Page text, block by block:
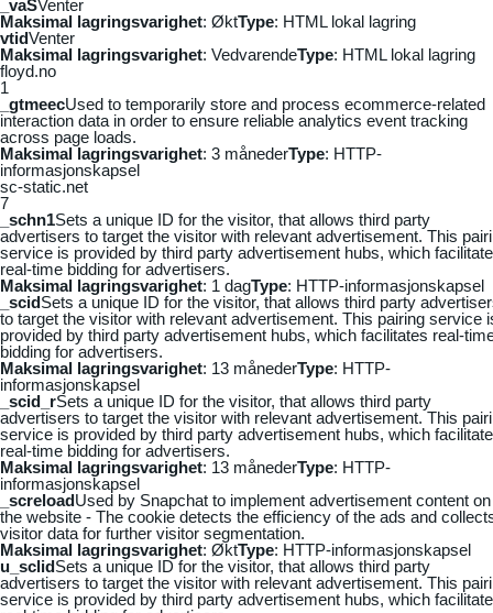
_vaSVenter
Maksimal lagringsvarighet: ØktType: HTML lokal lagring
vtidVenter
Maksimal lagringsvarighet: VedvarendeType: HTML lokal lagring
floyd.no
1
_gtmeecUsed to temporarily store and process ecommerce-related
interaction data in order to ensure reliable analytics event tracking
across page loads.
Maksimal lagringsvarighet: 3 månederType: HTTP-
informasjonskapsel
sc-static.net
7
_schn1Sets a unique ID for the visitor, that allows third party
advertisers to target the visitor with relevant advertisement. This
service is provided by third party advertisement hubs, which
real-time bidding for advertisers.
Maksimal lagringsvarighet: 1 dagType: HTTP-informasjonskapsel
_scidSets a unique ID for the visitor, that allows third party
to target the visitor with relevant advertisement. This pairing service
provided by third party advertisement hubs, which facilitates real-
bidding for advertisers.
Maksimal lagringsvarighet: 13 månederType: HTTP-
informasjonskapsel
_scid_rSets a unique ID for the visitor, that allows third party
advertisers to target the visitor with relevant advertisement. This
service is provided by third party advertisement hubs, which
real-time bidding for advertisers.
Maksimal lagringsvarighet: 13 månederType: HTTP-
informasjonskapsel
_screloadUsed by Snapchat to implement advertisement content on
the website - The cookie detects the efficiency of the ads and
visitor data for further visitor segmentation.
Maksimal lagringsvarighet: ØktType: HTTP-informasjonskapsel
u_sclidSets a unique ID for the visitor, that allows third party
advertisers to target the visitor with relevant advertisement. This
service is provided by third party advertisement hubs, which